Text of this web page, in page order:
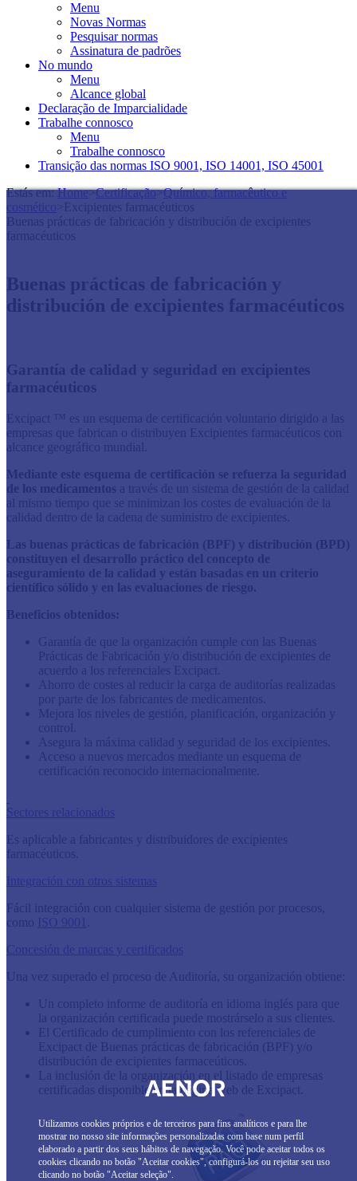
Utilizamos cookies próprios e de terceiros para fins analíticos e para lhe
mostrar no nosso site informações personalizadas com base num perfil
elaborado a partir dos seus hábitos de navegação. Você pode aceitar todos os
cookies clicando no botão "Aceitar cookies", configurá-los ou rejeitar seu uso
clicando no botão "Aceitar seleção".
Menu
Novas Normas
Pesquisar normas
Assinatura de padrões
No mundo
Menu
Alcance global
Declaração de Imparcialidade
Trabalhe connosco
Menu
Trabalhe connosco
Transição das normas ISO 9001, ISO 14001, ISO 45001
Estás em:Home>Certificação>Químico, farmacêutico e
cosmético >Excipientes farmacéuticos
Buenas prácticas de fabricación y distribución de excipientes
farmacéuticos
Buenas prácticas de fabricación y
distribución de excipientes farmacéuticos
​​​​​​​​​​​​​​​​​​​​​​​​​​Garantía de calidad y seguridad en excipientes
farmacéuticos
Excipact ™ es un esquema de certificación voluntario dirigido a las
empresas que fabrican o distribuyen Excipientes farmacéuticos con
alcance geográfico mundial.​
Mediante este esquema de certificación se refuerza la seguridad
de los medicamentos a través de un sistema de gestión de la calidad
al mismo tiempo que se minimizan los costes de evaluación de la
calidad dentro de la cadena de suministro de excipientes.
Las buenas prácticas de fabricación (BPF) y distribución (BPD)
constituyen el desarrollo práctico del concepto de
aseguramiento de la calidad y están basadas en un criterio
científico sólido y en las evaluaciones de riesgo.
Beneficios obtenidos:
Garantía de que la organización cumple con las Buenas
Prácticas de Fabricación y/o distribución de excipientes de
acuerdo a los referenciales Excipact.
Ahorro de costes al reducir la carga de auditorías realizadas
por parte de los fabricantes de medicamentos.
Mejora los niveles de gestión, planificación, organización y
control.
Asegura la máxima calidad y seguridad de los excipientes.
Acceso a nuevos mercados mediante un esquema de
certificación reconocido internacionalmente.
Sectores relacionados
Es aplicable a fabricantes y distribuidores de excipientes
farmacéuticos.
Integración con otros sistemas
Fácil integración con cualquier sistema de gestión por procesos,
como ISO 9001
Concesión de marcas y certificados
Una vez superado el proceso de Auditoría, su organización obtiene:
Un completo informe de auditoría en idioma inglés para que
la organización certificada puede mostrárselo a sus clientes.
El Certificado de cumplimiento con los referenciales de
Excipact de Buenas prácticas de fabricación (BPF) y/o
distribución de excipientes farmaceúticos.
La inclusión de la organización en el listado de empresas
certificadas disponible en la página web de Excipact.